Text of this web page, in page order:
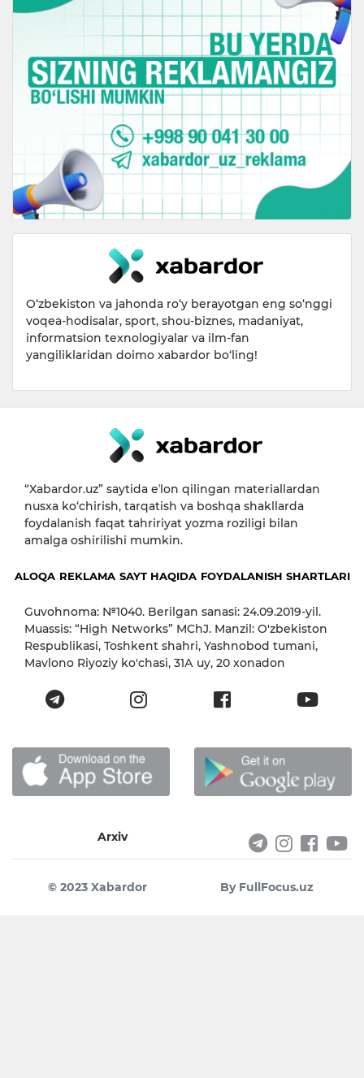
O‘zbekiston va jahonda ro‘y berayotgan eng so‘nggi
voqea-hodisalar, sport, shou-biznes, madaniyat,
informatsion texnologiyalar va ilm-fan
yangiliklaridan doimo xabardor bo‘ling!
“Xabardor.uz” saytida eʼlon qilingan materiallardan
nusxa ko‘chirish, tarqatish va boshqa shakllarda
foydalanish faqat tahririyat yozma roziligi bilan
amalga oshirilishi mumkin.
ALOQA REKLAMA SAYT HAQIDA FOYDALANISH SHARTLARI
Guvohnoma: №1040. Berilgan sanasi: 24.09.2019-yil.
Muassis: “High Networks” MChJ. Manzil: O'zbekiston
Respublikasi, Toshkent shahri, Yashnobod tumani,
Mavlono Riyoziy ko'chasi, 31А uy, 20 xonadon
Arxiv
© 2023 Xabardor By FullFocus.uz